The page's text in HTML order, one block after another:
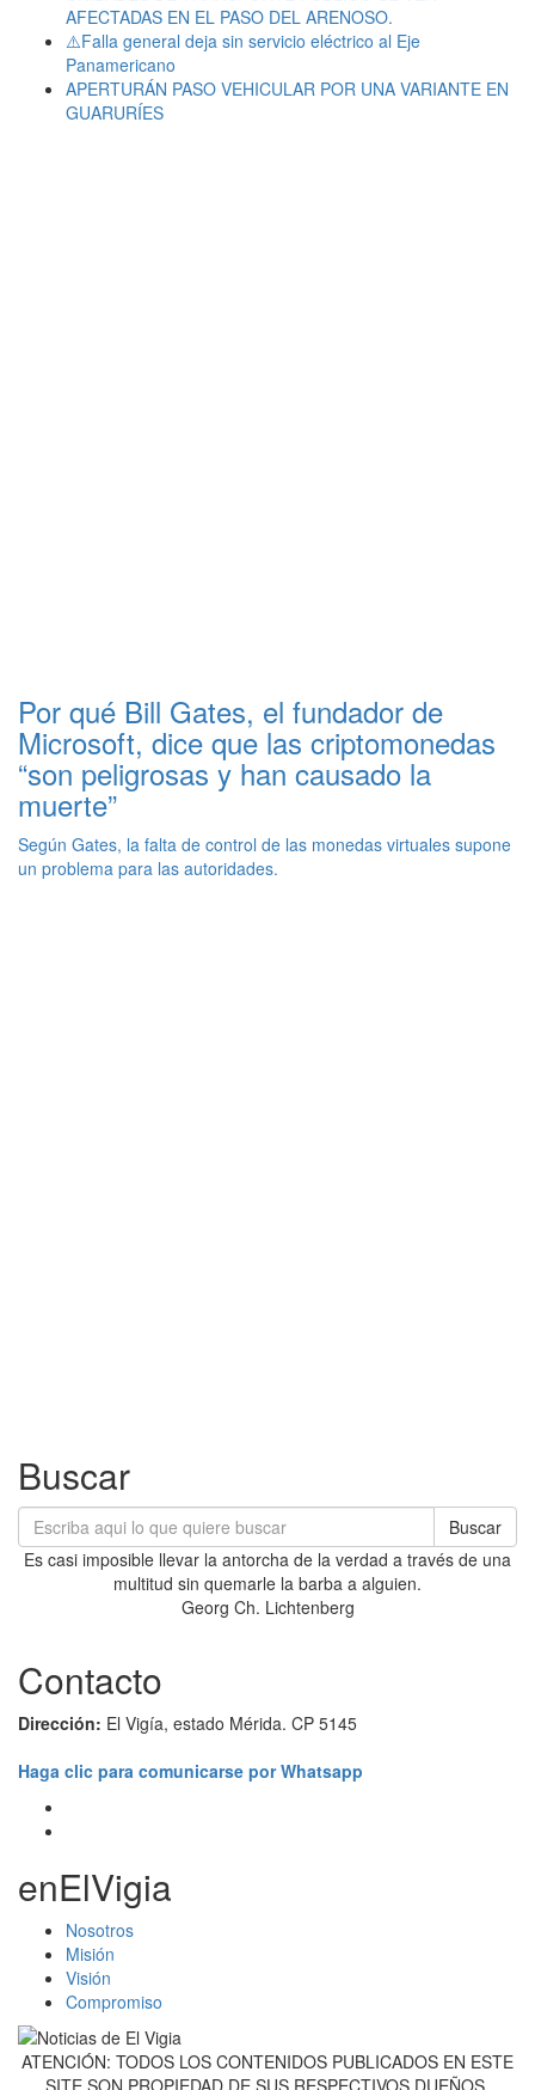
AFECTADAS EN EL PASO DEL ARENOSO.
⚠️Falla general deja sin servicio eléctrico al Eje
Panamericano
APERTURÁN PASO VEHICULAR POR UNA VARIANTE EN
GUARURÍES
Por qué Bill Gates, el fundador de
Microsoft, dice que las criptomonedas
“son peligrosas y han causado la
muerte”
Según Gates, la falta de control de las monedas virtuales supone
un problema para las autoridades.
Buscar
Buscar
Es casi imposible llevar la antorcha de la verdad a través de una
multitud sin quemarle la barba a alguien.
Georg Ch. Lichtenberg
Contacto
Dirección: El Vigía, estado Mérida. CP 5145
Haga clic para comunicarse por Whatsapp
enElVigia
Nosotros
Misión
Visión
Compromiso
ATENCIÓN: TODOS LOS CONTENIDOS PUBLICADOS EN ESTE